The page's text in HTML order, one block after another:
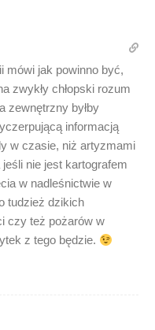
mówi jak powinno być,
zwykły chłopski rozum
zewnętrzny byłby
informacją
w czasie, niż artyzmami
nie jest kartografem
w nadleśnictwie w
tudzież dzikich
czy też pożarów w
z tego będzie.